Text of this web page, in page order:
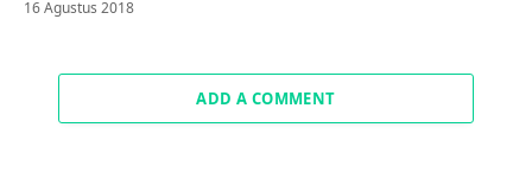
16 Agustus 2018
ADD A COMMENT